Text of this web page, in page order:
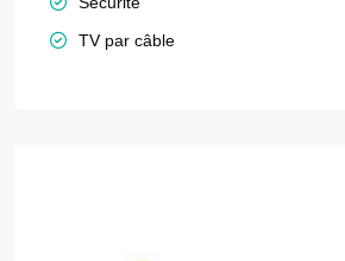
TV par câble